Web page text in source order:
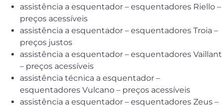
assistência a esquentador – esquentadores Riello –
preços acessíveis
assistência a esquentador – esquentadores Troia –
preços justos
assistência a esquentador – esquentadores Vaillant
– preços acessíveis
assistência técnica a esquentador –
esquentadores Vulcano – preços acessíveis
assistência a esquentador – esquentadores Zeus –